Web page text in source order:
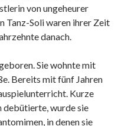
von ungeheurer
Tanz-Soli waren ihrer Zeit
danach.
Sie wohnte mit
Bereits mit fünf Jahren
Kurze
debütierte, wurde sie
in denen sie